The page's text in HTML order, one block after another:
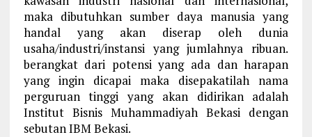
maka dibutuhkan sumber daya manusia yang
handal yang akan diserap oleh dunia
usaha/industri/instansi yang jumlahnya ribuan.
berangkat dari potensi yang ada dan harapan
yang ingin dicapai maka disepakatilah nama
perguruan tinggi yang akan didirikan adalah
Institut Bisnis Muhammadiyah Bekasi dengan
sebutan IBM Bekasi.